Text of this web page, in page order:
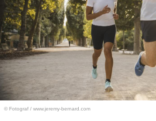
© Fotograf / www.jeremy-bernard.com